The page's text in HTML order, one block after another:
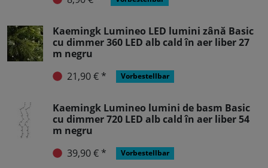
Kaemingk Lumineo LED lumini zână Basic
cu dimmer 360 LED alb cald în aer liber 27
m negru
21,90 € *
Vorbestellbar
Kaemingk Lumineo lumini de basm Basic
cu dimmer 720 LED alb cald în aer liber 54
m negru
39,90 € *
Vorbestellbar